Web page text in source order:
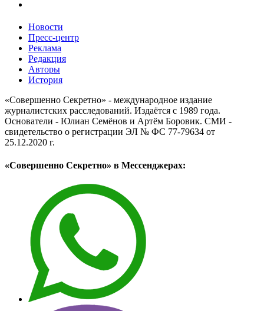
Новости
Пресс-центр
Реклама
Редакция
Авторы
История
«Совершенно Секретно» - международное издание
журналистских расследований. Издаётся с 1989 года.
Основатели - Юлиан Семёнов и Артём Боровик. CМИ -
свидетельство о регистрации ЭЛ № ФС 77-79634 от
25.12.2020 г.
«Совершенно Секретно» в Мессенджерах: